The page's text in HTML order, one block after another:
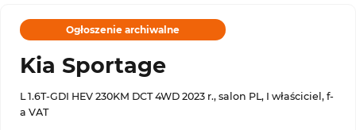
Ogłoszenie archiwalne
Kia Sportage
L 1.6T-GDI HEV 230KM DCT 4WD 2023 r., salon PL, I właściciel, f-
a VAT